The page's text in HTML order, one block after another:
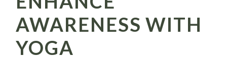
AWARENESS WITH
YOGA